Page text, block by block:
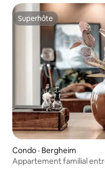
Superhôte
Superhôte
Condo · Bergheim
Appartement familial